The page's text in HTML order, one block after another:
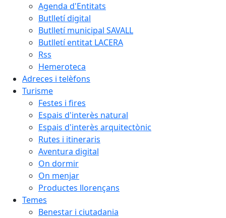
Agenda d'Entitats
Butlletí digital
Butlletí municipal SAVALL
Butlletí entitat LACERA
Rss
Hemeroteca
Adreces i telèfons
Turisme
Festes i fires
Espais d'interès natural
Espais d'interès arquitectònic
Rutes i itineraris
Aventura digital
On dormir
On menjar
Productes llorençans
Temes
Benestar i ciutadania